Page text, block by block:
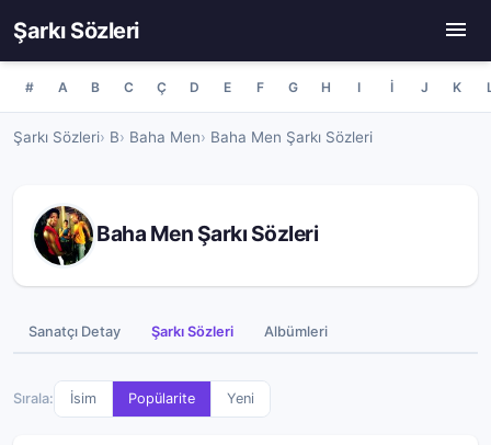
Şarkı Sözleri
# A B C Ç D E F G H I İ J K
Şarkı Sözleri B Baha Men Baha Men Şarkı Sözleri
Baha Men Şarkı Sözleri
Sanatçı Detay Şarkı Sözleri Albümleri
Sırala: İsim Popülarite Yeni